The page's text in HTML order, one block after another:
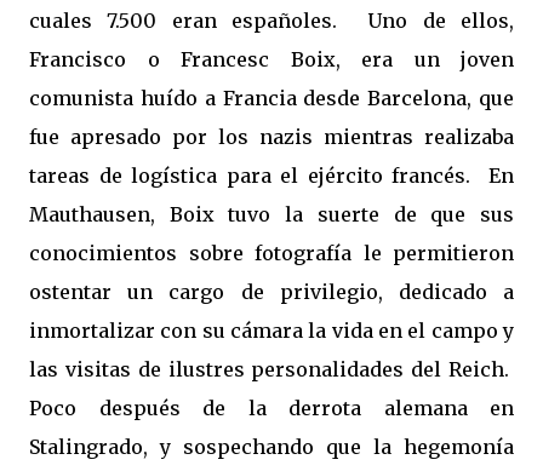
cuales 7.500 eran españoles.
Uno de ellos,
Francisco o Francesc Boix, era un joven
comunista huído a Francia desde Barcelona, que
fue apresado por los nazis mientras realizaba
tareas de logística para el ejército francés.
En
Mauthausen, Boix tuvo la suerte de que sus
conocimientos sobre fotografía le permitieron
ostentar un cargo de privilegio, dedicado a
inmortalizar con su cámara la vida en el campo y
las visitas de ilustres personalidades del Reich.
Poco después de la derrota alemana en
Stalingrado, y sospechando que la hegemonía